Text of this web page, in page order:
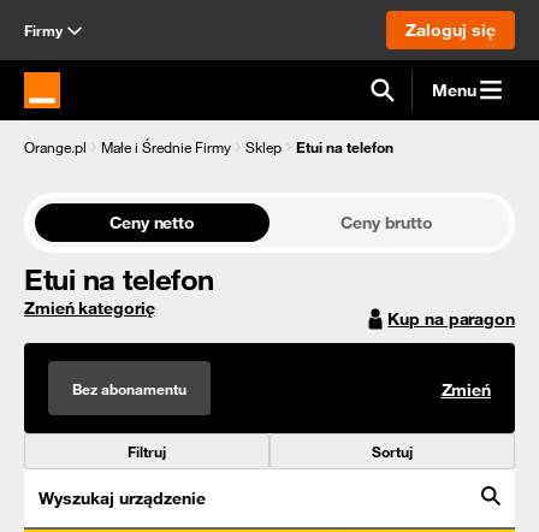
Firmy Zaloguj się
Strona główna Orange.pl Menu
Orange.pl Małe i Średnie Firmy Sklep Etui na telefon
Ceny netto Ceny brutto
Etui na telefon
Zmień kategorię Kup na paragon
Bez abonamentu Zmień
Filtruj Sortuj
Wyszukaj urządzenie